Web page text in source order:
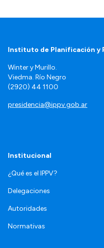
Instituto de Planificación y
Winter y Murillo.
Viedma. Río Negro
(2920) 44 1100
presidencia@ippv.gob.ar
Institucional
¿Qué es el IPPV?
Delegaciones
Autoridades
Normativas